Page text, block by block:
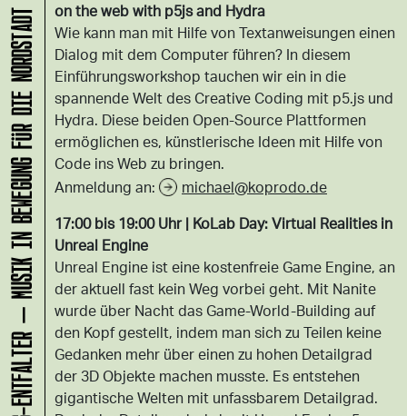
on the web with p5js and Hydra
Wie kann man mit Hilfe von Textanweisungen einen
Dialog mit dem Computer führen? In diesem
Einführungsworkshop tauchen wir ein in die
spannende Welt des Creative Coding mit p5.js und
Hydra. Diese beiden Open-Source Plattformen
ermöglichen es, künstlerische Ideen mit Hilfe von
Code ins Web zu bringen.
Anmeldung an:
michael@koprodo.de
17:00 bis 19:00 Uhr | KoLab Day: Virtual Realities in
Unreal Engine
Unreal Engine ist eine kostenfreie Game Engine, an
der aktuell fast kein Weg vorbei geht. Mit Nanite
wurde über Nacht das Game-World-Building auf
den Kopf gestellt, indem man sich zu Teilen keine
Gedanken mehr über einen zu hohen Detailgrad
der 3D Objekte machen musste. Es entstehen
gigantische Welten mit unfassbarem Detailgrad.
KLANG-ENTFALTER – MUSIK IN BEWEGUNG FÜR DIE NORDSTADT